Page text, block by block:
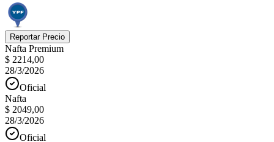
Reportar Precio
Nafta Premium
$ 2214,00
28/3/2026
Oficial
Nafta
$ 2049,00
28/3/2026
Oficial